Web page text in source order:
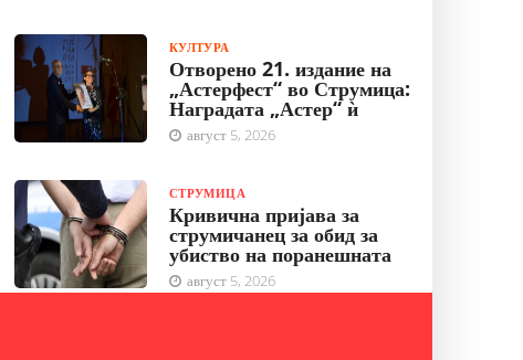
КУЛТУРА
Отворено 21. издание на
„Астерфест“ во Струмица:
Наградата „Астер“ ѝ
август 5, 2026
СТРУМИЦА
Кривична пријава за
струмичанец за обид за
убиство на поранешната
август 5, 2026